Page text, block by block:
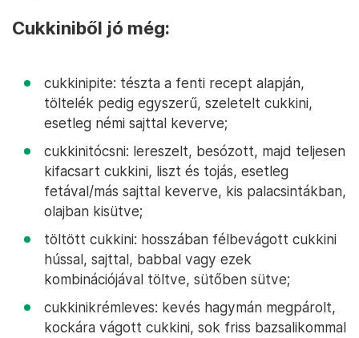
Cukkiniből jó még:
cukkinipite: tészta a fenti recept alapján,
töltelék pedig egyszerű, szeletelt cukkini,
esetleg némi sajttal keverve;
cukkinitócsni: lereszelt, besózott, majd teljesen
kifacsart cukkini, liszt és tojás, esetleg
fetával/más sajttal keverve, kis palacsintákban,
olajban kisütve;
töltött cukkini: hosszában félbevágott cukkini
hússal, sajttal, babbal vagy ezek
kombinációjával töltve, sütőben sütve;
cukkinikrémleves: kevés hagymán megpárolt,
kockára vágott cukkini, sok friss bazsalikommal